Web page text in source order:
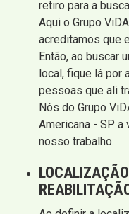
retiro para a
Aqui o Grupo
acreditamos que
Então, ao buscar
local, fique lá por
pessoas que ali
Nós do Grupo
Americana - SP
nosso trabalho.